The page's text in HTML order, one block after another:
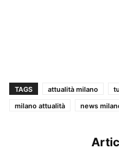
TAGS attualità milano
milano attualità
news